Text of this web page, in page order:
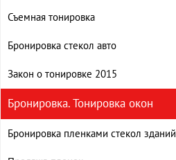
Съемная тонировка
Бронировка стекол авто
Закон о тонировке 2015
Бронировка. Тонировка окон
Бронировка пленками стекол зданий